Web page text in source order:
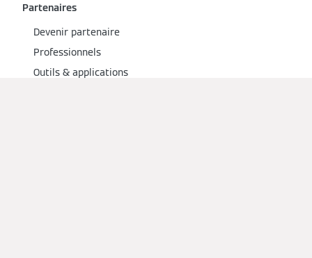
Partenaires
Devenir partenaire
Professionnels
Outils & applications